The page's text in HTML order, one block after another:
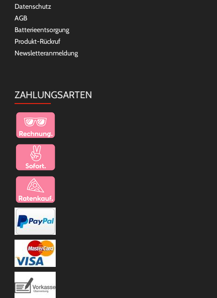
Datenschutz
AGB
Batterieentsorgung
Produkt-Rückruf
Newsletteranmeldung
ZAHLUNGSARTEN